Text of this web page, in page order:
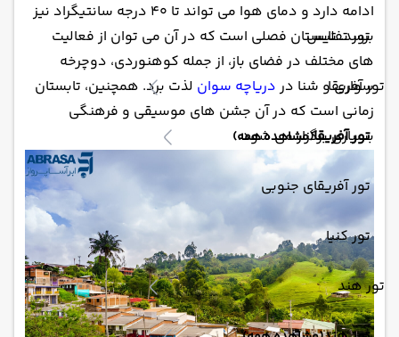
تور تفلیس
تور آفریقا
تور آفریقا(مشاهده همه)
تور آفریقای جنوبی
تور کنیا
تور هند
ادامه دارد و دمای هوا می تواند تا 40 درجه سانتیگراد نیز
برسد. تابستان فصلی است که در آن می توان از فعالیت
های مختلف در فضای باز، از جمله کوهنوردی، دوچرخه
سواری و شنا دردریاچه سوان لذت برد. همچنین، تابستان
زمانی است که در آن جشن های موسیقی و فرهنگی
بسیاری برگزار می شود.